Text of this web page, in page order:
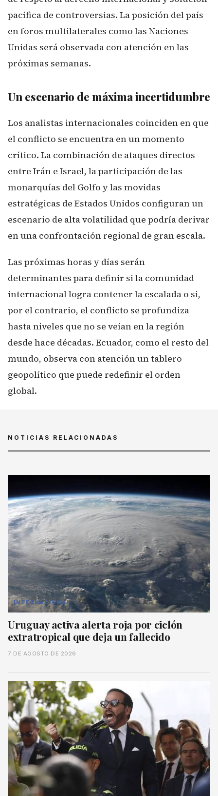
pacífica de controversias. La posición del país
en foros multilaterales como las Naciones
Unidas será observada con atención en las
próximas semanas.
Un escenario de máxima incertidumbre
Los analistas internacionales coinciden en que
el conflicto se encuentra en un momento
crítico. La combinación de ataques directos
entre Irán e Israel, la participación de las
monarquías del Golfo y las movidas
estratégicas de Estados Unidos configuran un
escenario de alta volatilidad que podría derivar
en una confrontación regional de gran escala.
Las próximas horas y días serán
determinantes para definir si la comunidad
internacional logra contener la escalada o si,
por el contrario, el conflicto se profundiza
hasta niveles que no se veían en la región
desde hace décadas. Ecuador, como el resto del
mundo, observa con atención un tablero
geopolítico que puede redefinir el orden
global.
NOTICIAS RELACIONADAS
INTERNACIONAL
Uruguay activa alerta roja por ciclón
extratropical que deja un fallecido
7 DE AGOSTO DE 2026